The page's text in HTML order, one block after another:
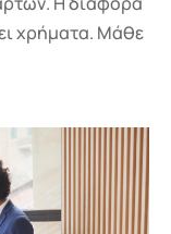
χρήματα. Μάθε